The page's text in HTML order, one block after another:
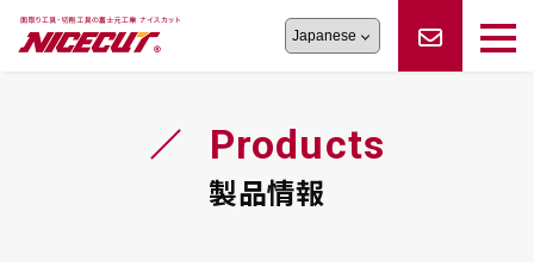
旋盤工具シリーズ
シリーズ
オーダー品依頼
フェイス・ショルダーシリーズかんたんオーダー
トラブルシューティング
ロックピンの逆ジメに注意
Products
製品情報